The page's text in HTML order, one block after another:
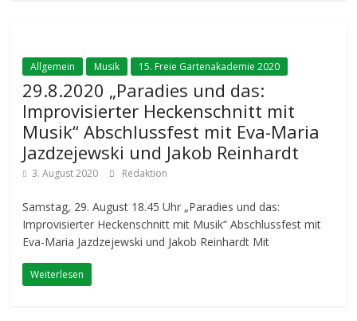
Allgemein Musik 15. Freie Gartenakademie 2020
29.8.2020 „Paradies und das:
Improvisierter Heckenschnitt mit
Musik“ Abschlussfest mit Eva-Maria
Jazdzejewski und Jakob Reinhardt
3. August 2020 Redaktion
Samstag, 29. August 18.45 Uhr „Paradies und das:
Improvisierter Heckenschnitt mit Musik“ Abschlussfest mit
Eva-Maria Jazdzejewski und Jakob Reinhardt Mit
Weiterlesen